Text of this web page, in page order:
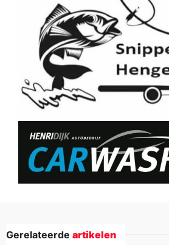
Gerelateerde artikelen